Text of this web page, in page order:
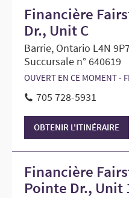
Financière
Dr., Unit C
Barrie, Ontario L4N
Succursale n° 640619
OUVERT EN CE MOMENT -
705 728-5931
OBTENIR L'ITINÉRAIRE
Financière
Pointe Dr., Unit